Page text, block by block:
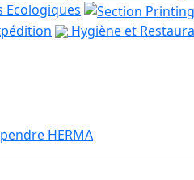
Ecologiques
Hygiène et
HERMA